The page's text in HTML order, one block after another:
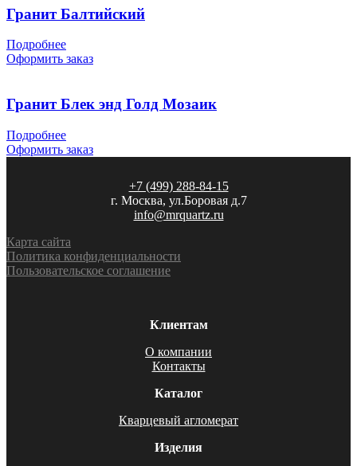
Гранит Балтийский
Подробнее
Оформить заказ
Гранит Блек энд Голд Мозаик
Подробнее
Оформить заказ
+7 (499) 288-84-15
г. Москва, ул.Боровая д.7
info@mrquartz.ru
Карта сайта
Политика конфиденциальности
Пользовательское соглашение
Клиентам
О компании
Контакты
Каталог
Кварцевый агломерат
Изделия